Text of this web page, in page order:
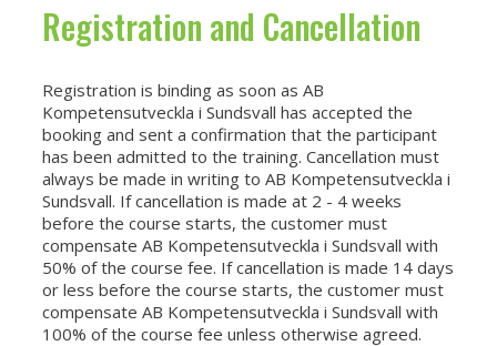
Registration and Cancellation
Registration is binding as soon as AB
Kompetensutveckla i Sundsvall has accepted the
booking and sent a confirmation that the participant
has been admitted to the training. Cancellation must
always be made in writing to AB Kompetensutveckla i
Sundsvall. If cancellation is made at 2 - 4 weeks
before the course starts, the customer must
compensate AB Kompetensutveckla i Sundsvall with
50% of the course fee. If cancellation is made 14 days
or less before the course starts, the customer must
compensate AB Kompetensutveckla i Sundsvall with
100% of the course fee unless otherwise agreed.